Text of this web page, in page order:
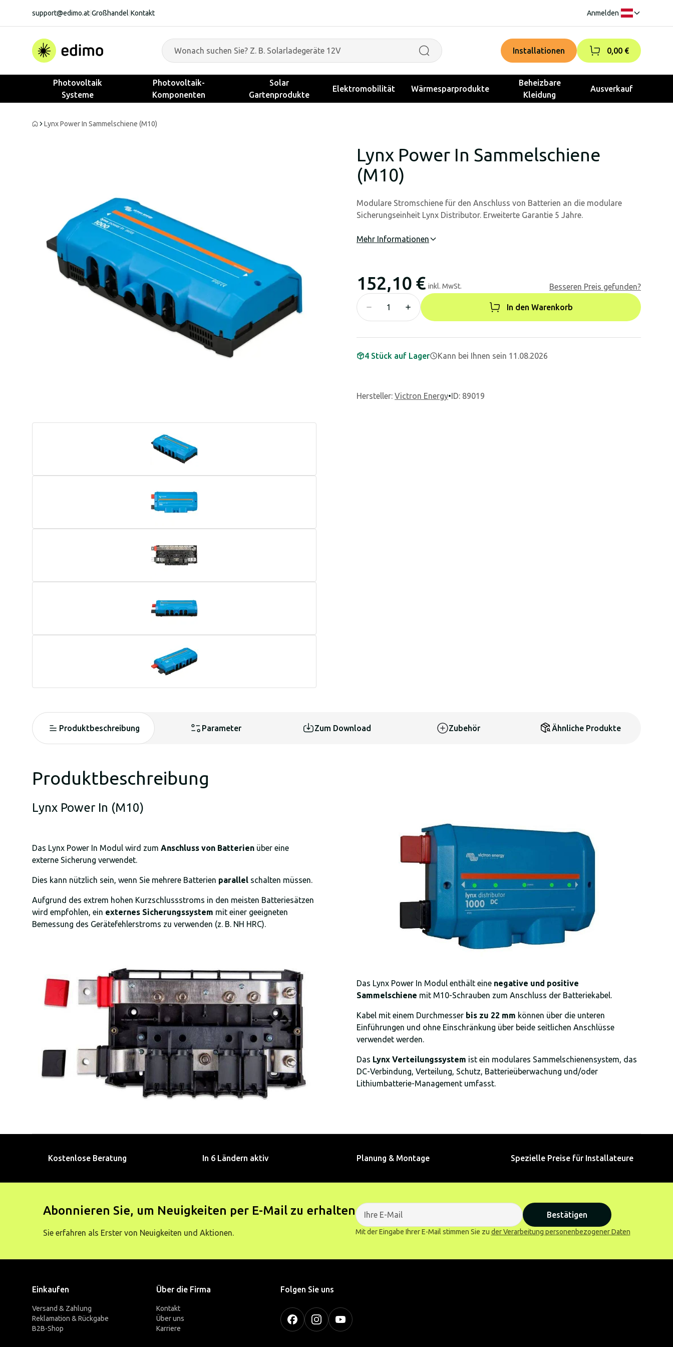
support@edimo.at Großhandel Kontakt Anmelden
Installationen 0,00 €
Photovoltaik
Systeme
Photovoltaik-
Komponenten
Solar
Gartenprodukte
Elektromobilität Wärmesparprodukte
Beheizbare
Kleidung
Ausverkauf
Lynx Power In Sammelschiene (M10)
Lynx Power In Sammelschiene
(M10)
Modulare Stromschiene für den Anschluss von Batterien an die modulare
Sicherungseinheit Lynx Distributor. Erweiterte Garantie 5 Jahre.
Mehr Informationen
152,10 € inkl. MwSt. Besseren Preis gefunden?
In den Warenkorb
4 Stück auf Lager Kann bei Ihnen sein 11.08.2026
Hersteller: Victron Energy•ID: 89019
Produktbeschreibung Parameter Zum Download Zubehör Ähnliche Produkte
Produktbeschreibung
Lynx Power In (M10)
Das Lynx Power In Modul wird zum Anschluss von Batterien über eine
externe Sicherung verwendet.
Dies kann nützlich sein, wenn Sie mehrere Batterien parallel schalten müssen.
Aufgrund des extrem hohen Kurzschlussstroms in den meisten Batteriesätzen
wird empfohlen, ein externes Sicherungssystem mit einer geeigneten
Bemessung des Gerätefehlerstroms zu verwenden (z. B. NH HRC).
Das Lynx Power In Modul enthält eine negative und positive
Sammelschiene mit M10-Schrauben zum Anschluss der Batteriekabel.
Kabel mit einem Durchmesser bis zu 22 mm können über die unteren
Einführungen und ohne Einschränkung über beide seitlichen Anschlüsse
verwendet werden.
Das Lynx Verteilungssystem ist ein modulares Sammelschienensystem, das
DC-Verbindung, Verteilung, Schutz, Batterieüberwachung und/oder
Lithiumbatterie-Management umfasst.
Kostenlose Beratung In 6 Ländern aktiv Planung & Montage Spezielle Preise für Installateure
Abonnieren Sie, um Neuigkeiten per E-Mail zu erhalten
Sie erfahren als Erster von Neuigkeiten und Aktionen.
Bestätigen
Mit der Eingabe Ihrer E-Mail stimmen Sie zu der Verarbeitung personenbezogener Daten
Einkaufen
Versand & Zahlung
Reklamation & Rückgabe
B2B-Shop
Über die Firma
Kontakt
Über uns
Karriere
Folgen Sie uns